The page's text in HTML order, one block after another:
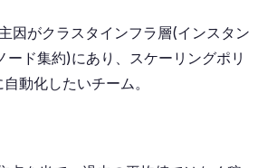
因がクラスタインフラ層(インスタン
ド集約)にあり、スケーリングポリ
動化したいチーム。